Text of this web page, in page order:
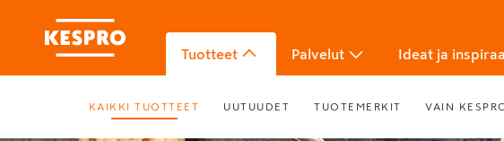
Tuotteet Palvelut Ideat ja
KAIKKI TUOTTEET UUTUUDET TUOTEMERKIT VAIN